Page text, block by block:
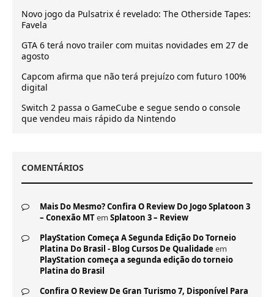
Novo jogo da Pulsatrix é revelado: The Otherside Tapes:
Favela
GTA 6 terá novo trailer com muitas novidades em 27 de
agosto
Capcom afirma que não terá prejuízo com futuro 100%
digital
Switch 2 passa o GameCube e segue sendo o console
que vendeu mais rápido da Nintendo
COMENTÁRIOS
Mais Do Mesmo? Confira O Review Do Jogo Splatoon 3
– Conexão MTem Splatoon 3 – Review
PlayStation Começa A Segunda Edição Do Torneio
Platina Do Brasil - Blog Cursos De Qualidade em
PlayStation começa a segunda edição do torneio
Platina do Brasil
Confira O Review De Gran Turismo 7, Disponível Para